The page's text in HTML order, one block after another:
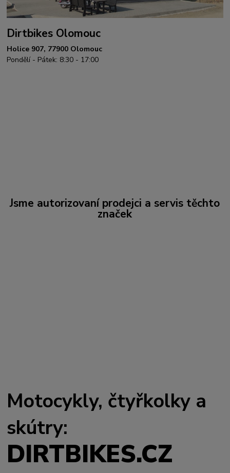
Dirtbikes Olomouc
Holice 907, 77900 Olomouc
Pondělí - Pátek: 8:30 - 17:00
Jsme autorizovaní prodejci a servis těchto
značek
Motocykly, čtyřkolky a
skútry:
DIRTBIKES.CZ